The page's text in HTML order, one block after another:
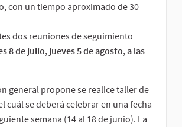
con un tiempo aproximado de 30
dos reuniones de seguimiento
8 de julio, jueves 5 de agosto, a las
general propone se realice taller de
cuál se deberá celebrar en una fecha
semana (14 al 18 de junio). La